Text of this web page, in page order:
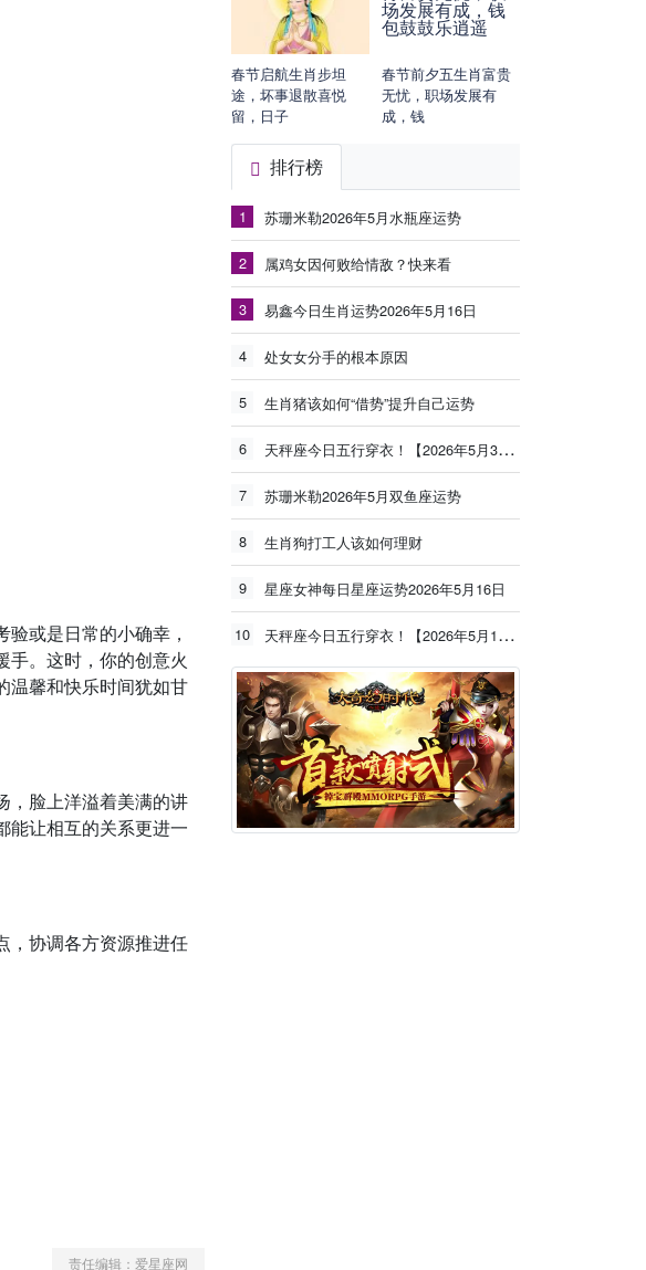
或是日常的小确幸，
手。这时，你的创意火
温馨和快乐时间犹如甘
，脸上洋溢着美满的讲
能让相互的关系更进一
，协调各方资源推进任
责任编辑：爱星座网
春节启航生肖步坦
途，坏事退散喜悦
留，日子
春节前夕五生肖富贵
无忧，职场发展有
成，钱
排行榜
1 苏珊米勒2026年5月水瓶座运势
2 属鸡女因何败给情敌？快来看
3 易鑫今日生肖运势2026年5月16日
4 处女女分手的根本原因
5 生肖猪该如何“借势”提升自己运势
6 天秤座今日五行穿衣！【2026年5月30日】
7 苏珊米勒2026年5月双鱼座运势
8 生肖狗打工人该如何理财
9 星座女神每日星座运势2026年5月16日
10 天秤座今日五行穿衣！【2026年5月19日】